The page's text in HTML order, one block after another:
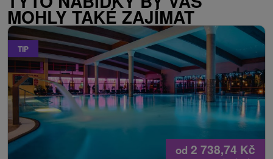
MOHLY TAKÉ ZAJÍMAT
TIP
od 2 738,74 Kč